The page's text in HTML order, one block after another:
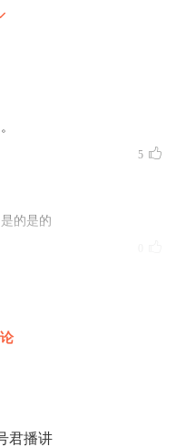
5
的是的
君播讲